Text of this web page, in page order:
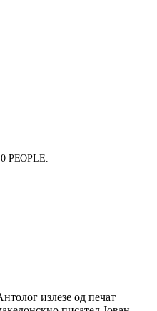
0 PEOPLE.
излезе од печат